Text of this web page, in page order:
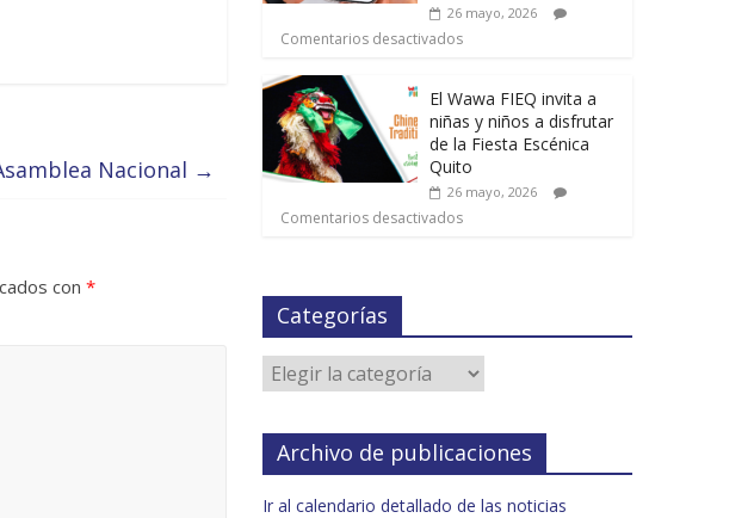
Nacional →
con *
26 mayo, 2026
Comentarios desactivados
El Wawa FIEQ invita a
niñas y niños a disfrutar
de la Fiesta Escénica
Quito
26 mayo, 2026
Comentarios desactivados
Categorías
Archivo de publicaciones
Ir al calendario detallado de las noticias